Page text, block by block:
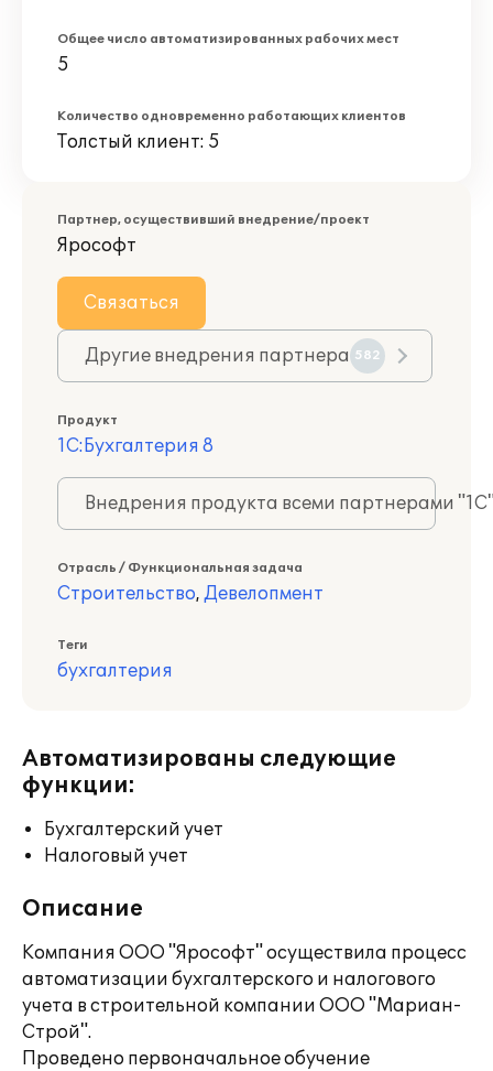
Общее число автоматизированных рабочих мест
5
Количество одновременно работающих клиентов
Толстый клиент: 5
Партнер, осуществивший внедрение/проект
Ярософт
Связаться
Другие внедрения партнера 582
Продукт
1С:Бухгалтерия 8
Внедрения продукта всеми партнерами
Отрасль / Функциональная задача
Строительство, Девелопмент
Теги
бухгалтерия
Автоматизированы следующие
функции:
Бухгалтерский учет
Налоговый учет
Описание
Компания ООО "Ярософт" осуществила процесс
автоматизации бухгалтерского и налогового
учета в строительной компании ООО "Мариан-
Строй".
Проведено первоначальное обучение